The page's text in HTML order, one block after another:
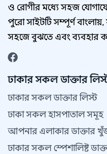
ও রোগীর মধ্যে সহজ
পুরো সাইটটি সম্পূর্ণ
সহজে বুঝতে এবং ব্যবহার
ঢাকার সকল ডাক্তার
ঢাকার সকল ডাক্তার লিস্ট
ঢাকা সকল হাসপাতাল সমূহ
আপনার এলাকার ডাক্তার
ঢাকার সকল স্পেশালিষ্ট